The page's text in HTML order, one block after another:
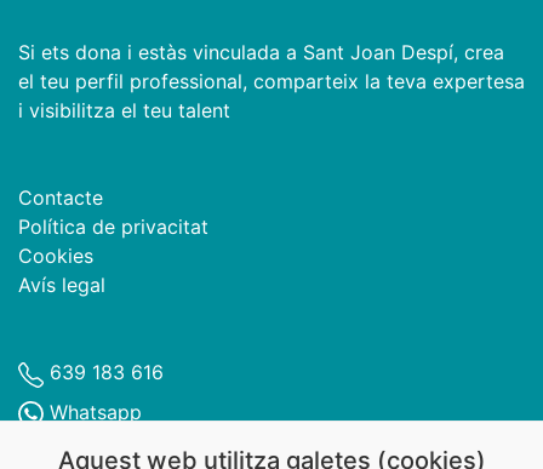
Aquest web utilitza galetes (cookies)
Si ets dona i estàs vinculada a Sant Joan Despí, crea
el teu perfil professional, comparteix la teva expertesa
i visibilitza el teu talent
Contacte
Política de privacitat
Cookies
Avís legal
639 183 616
Whatsapp
Dones Despí